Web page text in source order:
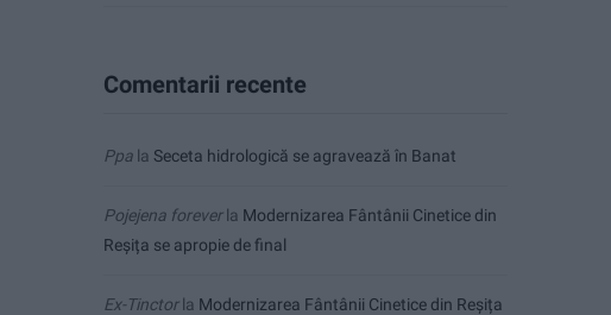
Comentarii recente
Ppa la Seceta hidrologică se agravează în Banat
Pojejena foreverla Modernizarea Fântânii Cinetice din
Reșița se apropie de final
Ex-Tinctorla Modernizarea Fântânii Cinetice din Reșița